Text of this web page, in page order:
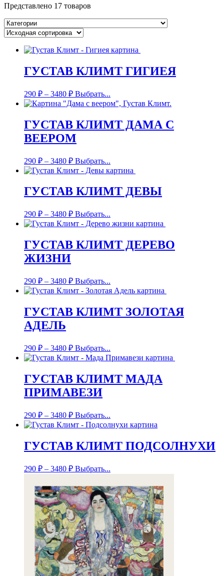
Представлено 17 товаров
ГУСТАВ КЛИМТ ГИГИЕЯ
290 ₽ – 3480 ₽ Выбрать...
ГУСТАВ КЛИМТ ДАМА С
ВЕЕРОМ
290 ₽ – 3480 ₽ Выбрать...
ГУСТАВ КЛИМТ ДЕВЫ
290 ₽ – 3480 ₽ Выбрать...
ГУСТАВ КЛИМТ ДЕРЕВО
ЖИЗНИ
290 ₽ – 3480 ₽ Выбрать...
ГУСТАВ КЛИМТ ЗОЛОТАЯ
АДЕЛЬ
290 ₽ – 3480 ₽ Выбрать...
ГУСТАВ КЛИМТ МАДА
ПРИМАВЕЗИ
290 ₽ – 3480 ₽ Выбрать...
ГУСТАВ КЛИМТ ПОДСОЛНУХИ
290 ₽ – 3480 ₽ Выбрать...